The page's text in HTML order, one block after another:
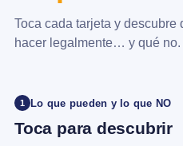
Toca cada tarjeta y descubre
hacer legalmente… y qué no.
1 Lo que pueden y lo que NO
Toca para descubrir